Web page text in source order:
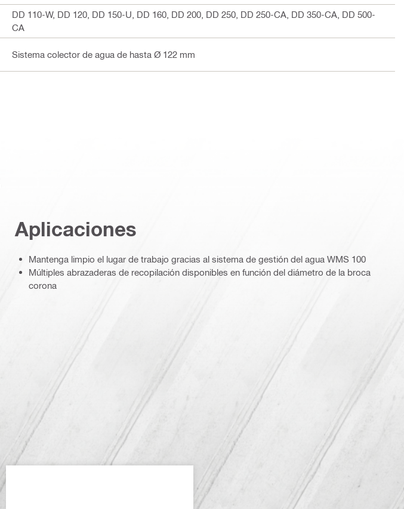
DD 110-W, DD 120, DD 150-U, DD 160, DD 200, DD 250, DD 250-CA, DD 350-CA, DD 500-
CA
Sistema colector de agua de hasta Ø 122 mm
Aplicaciones
Mantenga limpio el lugar de trabajo gracias al sistema de gestión del agua WMS 100
Múltiples abrazaderas de recopilación disponibles en función del diámetro de la broca
corona